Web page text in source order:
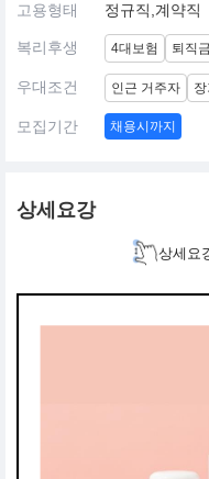
고용형태 정규직,계약직
복리후생 4대보험 퇴직금
우대조건 인근 거주자
모집기간 채용시까지
상세요강
상세요